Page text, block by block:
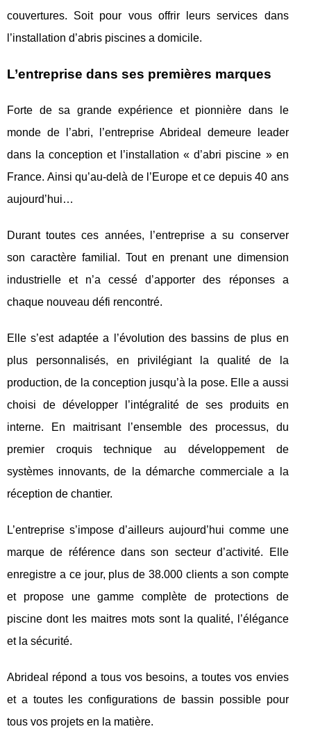
couvertures. Soit pour vous offrir leurs services dans
l’installation d’abris piscines a domicile.
L’entreprise dans ses premières marques
Forte de sa grande expérience et pionnière dans le
monde de l’abri, l’entreprise Abrideal demeure leader
dans la conception et l’installation « d’abri piscine » en
France. Ainsi qu’au-delà de l’Europe et ce depuis 40 ans
aujourd’hui…
Durant toutes ces années, l’entreprise a su conserver
son caractère familial. Tout en prenant une dimension
industrielle et n’a cessé d’apporter des réponses a
chaque nouveau défi rencontré.
Elle s’est adaptée a l’évolution des bassins de plus en
plus personnalisés, en privilégiant la qualité de la
production, de la conception jusqu’à la pose. Elle a aussi
choisi de développer l’intégralité de ses produits en
interne. En maitrisant l’ensemble des processus, du
premier croquis technique au développement de
systèmes innovants, de la démarche commerciale a la
réception de chantier.
L’entreprise s’impose d’ailleurs aujourd’hui comme une
marque de référence dans son secteur d’activité. Elle
enregistre a ce jour, plus de 38.000 clients a son compte
et propose une gamme complète de protections de
piscine dont les maitres mots sont la qualité, l’élégance
et la sécurité.
Abrideal répond a tous vos besoins, a toutes vos envies
et a toutes les configurations de bassin possible pour
tous vos projets en la matière.